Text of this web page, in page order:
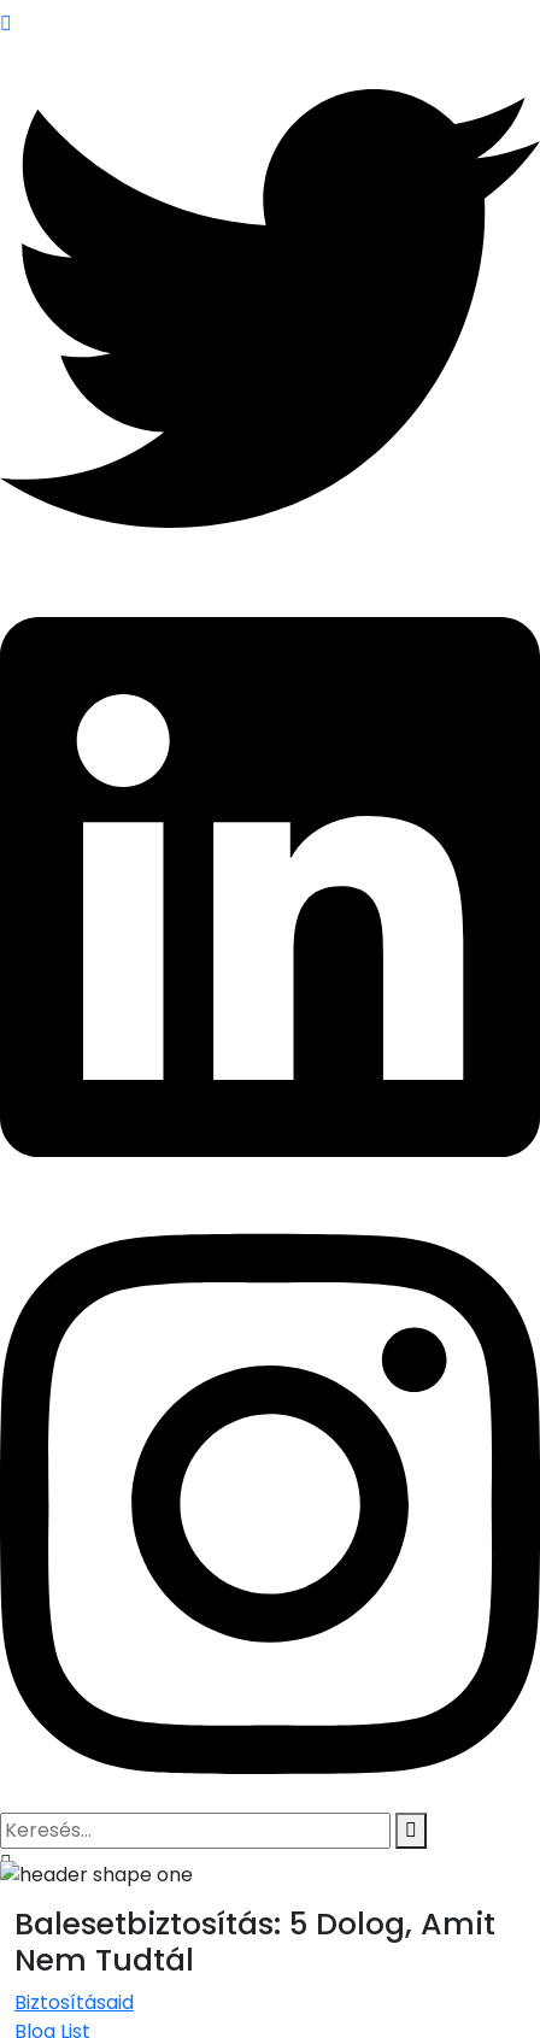
Keresés
Balesetbiztosítás: 5 Dolog, Amit
Nem Tudtál
Biztosításaid
Blog List